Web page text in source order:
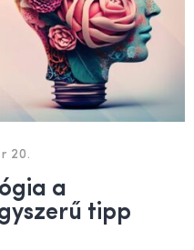
20.
a
tipp